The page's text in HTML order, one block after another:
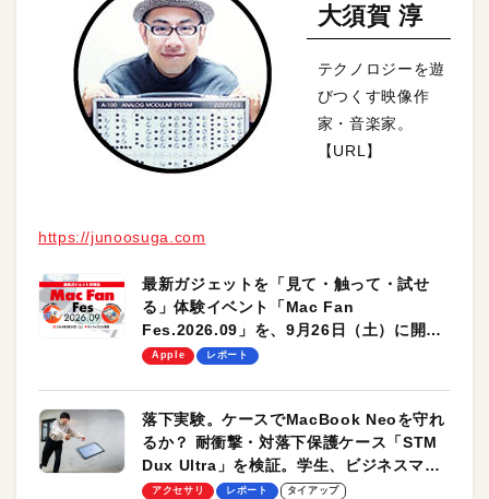
大須賀 淳
テクノロジーを遊
びつくす映像作
家・音楽家。
【URL】
https://junoosuga.com
最新ガジェットを「見て・触って・試せ
る」体験イベント「Mac Fan
Fes.2026.09」を、9月26日（土）に開催
します！
Apple レポート
落下実験。ケースでMacBook Neoを守れ
るか？ 耐衝撃・対落下保護ケース「STM
Dux Ultra」を検証。学生、ビジネスマン
のモバイルユースに最適！
アクセサリ レポート タイアップ